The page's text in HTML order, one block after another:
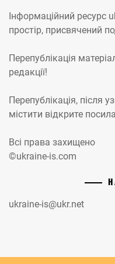
Інформаційний ресурс
простір, присвячений
Перепублікація
редакції!
Перепублікація, після
містити відкрите
Всі права захищено
©ukraine-is.com
ukraine-is@ukr.net